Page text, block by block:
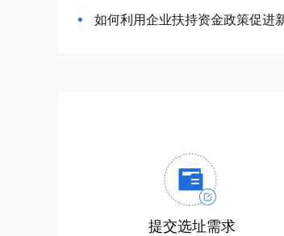
如何利用企业扶持资金政策促进
提交选址需求